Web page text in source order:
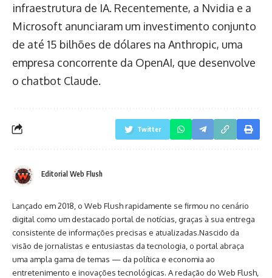
infraestrutura de IA. Recentemente, a Nvidia e a
Microsoft anunciaram um investimento conjunto
de até 15 bilhões de dólares na Anthropic, uma
empresa concorrente da OpenAI, que desenvolve
o chatbot Claude.
Twitter
Editorial Web Flush
Lançado em 2018, o Web Flush rapidamente se firmou no cenário
digital como um destacado portal de notícias, graças à sua entrega
consistente de informações precisas e atualizadas.Nascido da
visão de jornalistas e entusiastas da tecnologia, o portal abraça
uma ampla gama de temas — da política e economia ao
entretenimento e inovações tecnológicas. A redação do Web Flush,